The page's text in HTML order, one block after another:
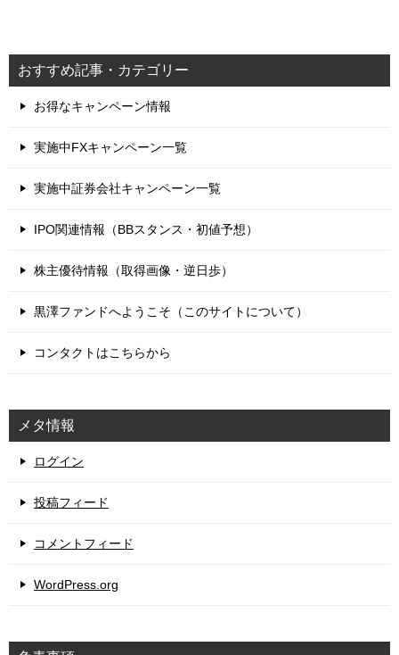
おすすめ記事・カテゴリー
お得なキャンペーン情報
実施中FXキャンペーン一覧
実施中証券会社キャンペーン一覧
IPO関連情報（BBスタンス・初値予想）
株主優待情報（取得画像・逆日歩）
黒澤ファンドへようこそ（このサイトについて）
コンタクトはこちらから
メタ情報
ログイン
投稿フィード
コメントフィード
WordPress.org